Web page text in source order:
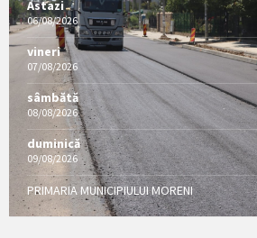
Astazi
06/08/2026
vineri
07/08/2026
sâmbătă
08/08/2026
duminică
09/08/2026
PRIMARIA MUNICIPIULUI MORENI